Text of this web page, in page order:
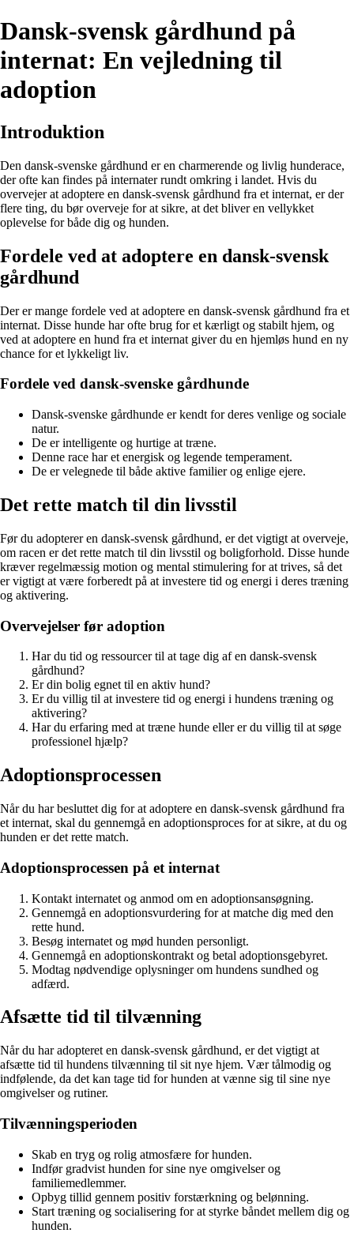
Dansk-svensk gårdhund på
internat: En vejledning til
adoption
Introduktion
Den dansk-svenske gårdhund er en charmerende og livlig hunderace,
der ofte kan findes på internater rundt omkring i landet. Hvis du
overvejer at adoptere en dansk-svensk gårdhund fra et internat, er der
flere ting, du bør overveje for at sikre, at det bliver en vellykket
oplevelse for både dig og hunden.
Fordele ved at adoptere en dansk-svensk
gårdhund
Der er mange fordele ved at adoptere en dansk-svensk gårdhund fra et
internat. Disse hunde har ofte brug for et kærligt og stabilt hjem, og
ved at adoptere en hund fra et internat giver du en hjemløs hund en ny
chance for et lykkeligt liv.
Fordele ved dansk-svenske gårdhunde
Dansk-svenske gårdhunde er kendt for deres venlige og sociale
natur.
De er intelligente og hurtige at træne.
Denne race har et energisk og legende temperament.
De er velegnede til både aktive familier og enlige ejere.
Det rette match til din livsstil
Før du adopterer en dansk-svensk gårdhund, er det vigtigt at overveje,
om racen er det rette match til din livsstil og boligforhold. Disse hunde
kræver regelmæssig motion og mental stimulering for at trives, så det
er vigtigt at være forberedt på at investere tid og energi i deres træning
og aktivering.
Overvejelser før adoption
Har du tid og ressourcer til at tage dig af en dansk-svensk
gårdhund?
Er din bolig egnet til en aktiv hund?
Er du villig til at investere tid og energi i hundens træning og
aktivering?
Har du erfaring med at træne hunde eller er du villig til at søge
professionel hjælp?
Adoptionsprocessen
Når du har besluttet dig for at adoptere en dansk-svensk gårdhund fra
et internat, skal du gennemgå en adoptionsproces for at sikre, at du og
hunden er det rette match.
Adoptionsprocessen på et internat
Kontakt internatet og anmod om en adoptionsansøgning.
Gennemgå en adoptionsvurdering for at matche dig med den
rette hund.
Besøg internatet og mød hunden personligt.
Gennemgå en adoptionskontrakt og betal adoptionsgebyret.
Modtag nødvendige oplysninger om hundens sundhed og
adfærd.
Afsætte tid til tilvænning
Når du har adopteret en dansk-svensk gårdhund, er det vigtigt at
afsætte tid til hundens tilvænning til sit nye hjem. Vær tålmodig og
indfølende, da det kan tage tid for hunden at vænne sig til sine nye
omgivelser og rutiner.
Tilvænningsperioden
Skab en tryg og rolig atmosfære for hunden.
Indfør gradvist hunden for sine nye omgivelser og
familiemedlemmer.
Opbyg tillid gennem positiv forstærkning og belønning.
Start træning og socialisering for at styrke båndet mellem dig og
hunden.